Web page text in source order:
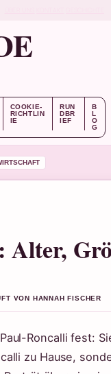
COOKIE-
RICHTLIN
IE
RUN
DBR
IEF
B
L
O
G
Alter,
VON HANNAH FISCHER
Roncalli fest:
zu Hause,